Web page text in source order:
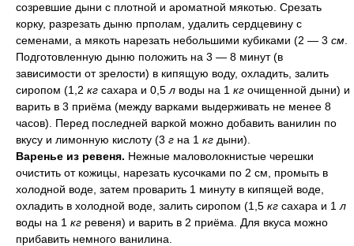
созревшие дыни с плотной и ароматной мякотью. Срезать
корку, разрезать дыню прполам, удалить сердцевину с
семенами, а мякоть нарезать небольшими кубиками (2 — 3 см
Подготовленную дыню положить на 3 — 8 минут (в
зависимости от зрелости) в кипящую воду, охладить, залить
сиропом (1,2 кг сахара и 0,5 л воды на 1 кг очищенной дыни) и
варить в 3 приёма (между варками выдерживать не менее 8
часов). Перед последней варкой можно добавить ванилин по
вкусу и лимонную кислоту (3 г на 1 кг дыни).
Варенье из ревеня. Нежные маловолокнистые черешки
очистить от кожицы, нарезать кусочками по 2 см, промыть в
холодной воде, затем проварить 1 минуту в кипящей воде,
охладить в холодной воде, залить сиропом (1,5 кг сахара и 1 л
воды на 1 кг ревеня) и варить в 2 приёма. Для вкуса можно
прибавить немного ванилина.